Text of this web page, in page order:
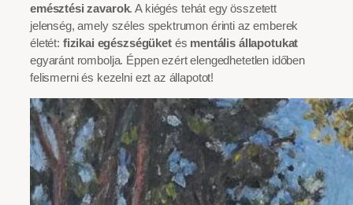
emésztési zavarok. A kiégés tehát egy összetett
jelenség, amely széles spektrumon érinti az emberek
életét: fizikai egészségüketés mentális állapotukat
egyaránt rombolja. Éppen ezért elengedhetetlen időben
felismerni és kezelni ezt az állapotot!